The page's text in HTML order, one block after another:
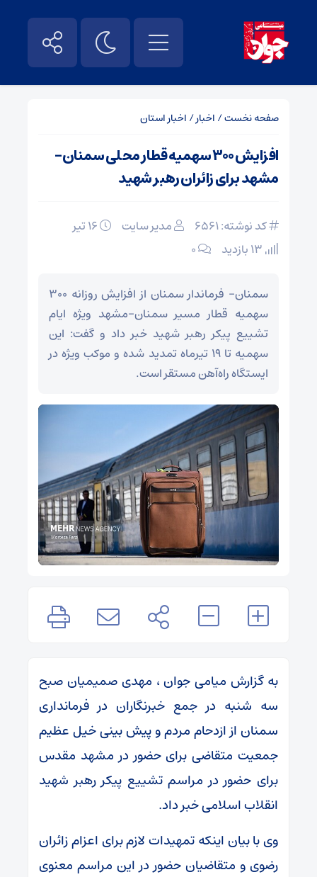
صفحه نخست/ اخبار/ اخبار استان
افزایش ۳۰۰ سهمیه قطار محلی سمنان-
مشهد برای زائران رهبر شهید
کد نوشته: 6561 مدیر سایت
۰
سمنان- فرماندار سمنان از افزایش روزانه ۳۰۰
سهمیه قطار مسیر سمنان-مشهد ویژه ایام
تشییع پیکر رهبر شهید خبر داد و گفت: این
سهمیه تا ۱۹ تیرماه تمدید شده و موکب ویژه در
ایستگاه راه‌آهن مستقر است.
به گزارش میامی جوان ، مهدی صمیمیان صبح
سه شنبه در جمع خبرنگاران در فرمانداری
سمنان از ازدحام مردم و پیش بینی خیل عظیم
جمعیت متقاضی برای حضور در مشهد مقدس
برای حضور در مراسم تشییع پیکر رهبر شهید
انقلاب اسلامی خبر داد.
وی با بیان اینکه تمهیدات لازم برای اعزام زائران
رضوی و متقاضیان حضور در این مراسم معنوی